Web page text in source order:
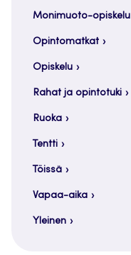
Monimuoto-opiskelu
Opintomatkat
Opiskelu
Rahat ja opintotuki
Ruoka
Tentti
Töissä
Vapaa-aika
Yleinen